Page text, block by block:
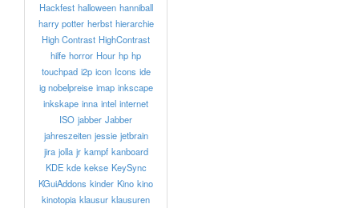
Hackfest halloween hanniball
harry potter herbst hierarchie
High Contrast HighContrast
hilfe horror Hour hp hp
touchpad i2p icon Icons ide
ig nobelpreise imap inkscape
inkskape inna intel internet
ISO jabber Jabber
jahreszeiten jessie jetbrain
jira jolla jr kampf kanboard
KDE kde kekse KeySync
KGuiAddons kinder Kino kino
kinotopia klausur klausuren